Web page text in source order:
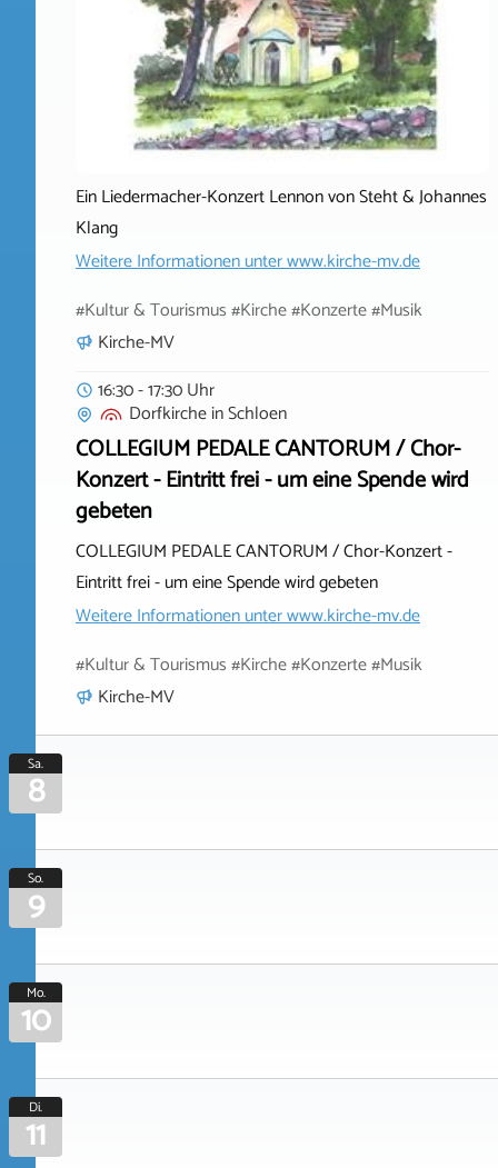
Ein Liedermacher-Konzert Lennon von Steht & Johannes
Klang
Weitere Informationen unterwww.kirche-mv.de
#Kultur & Tourismus #Kirche #Konzerte #Musik
Kirche-MV
16:30 - 17:30 Uhr
DorfkircheinSchloen
COLLEGIUM PEDALE CANTORUM / Chor-
Konzert - Eintritt frei - um eine Spende wird
gebeten
COLLEGIUM PEDALE CANTORUM / Chor-Konzert -
Eintritt frei - um eine Spende wird gebeten
Weitere Informationen unterwww.kirche-mv.de
#Kultur & Tourismus #Kirche #Konzerte #Musik
Kirche-MV
Sa.
8
So.
9
Mo.
10
Di.
11